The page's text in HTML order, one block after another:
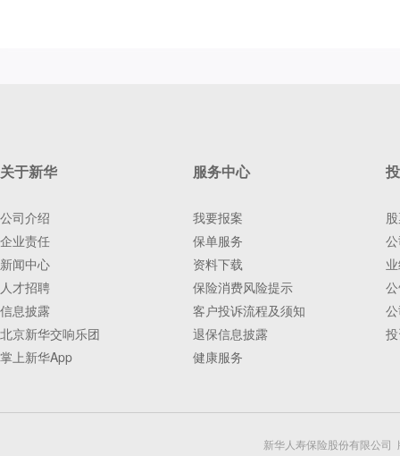
关于新华
公司介绍
企业责任
新闻中心
人才招聘
信息披露
北京新华交响乐团
掌上新华App
服务中心
我要报案
保单服务
资料下载
保险消费风险提示
客户投诉流程及须知
退保信息披露
健康服务
新华人寿保险股份有限公